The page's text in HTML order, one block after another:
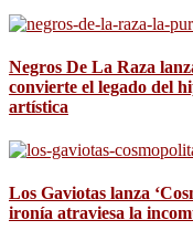
Negros De La Raza
convierte el legado del
artística
Los Gaviotas lanza
ironía atraviesa la